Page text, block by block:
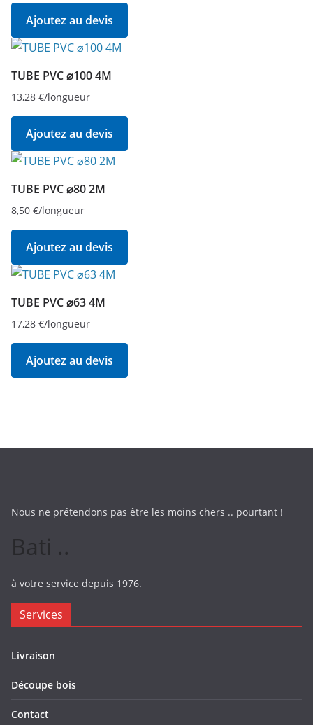
Ajoutez au devis
TUBE PVC ⌀100 4M
13,28 €/longueur
Ajoutez au devis
TUBE PVC ⌀80 2M
8,50 €/longueur
Ajoutez au devis
TUBE PVC ⌀63 4M
17,28 €/longueur
Ajoutez au devis
Nous ne prétendons pas être les moins chers .. pourtant !
Bati ..
à votre service depuis 1976.
Services
Livraison
Découpe bois
Contact